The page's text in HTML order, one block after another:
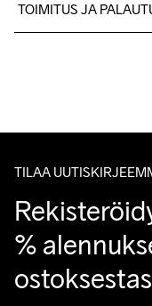
kierrätetty polyesteri
TOIMITUS JA
kysymyksiisi.
TILAA
%